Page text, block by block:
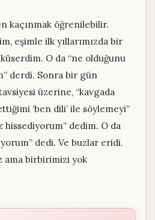
kaçınmak öğrenilebilir.
eşimle ilk yıllarımızda bir
O da “ne olduğunu
derdi. Sonra bir gün
üzerine, “kavgada
‘ben dili’ ile söylemeyi”
hissediyorum” dedim. O da
dedi. Ve buzlar eridi.
ama birbirimizi yok